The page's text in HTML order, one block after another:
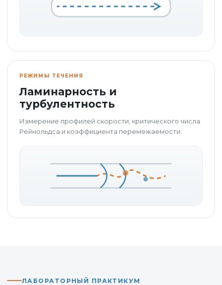
РЕЖИМЫ ТЕЧЕНИЯ
Ламинарность и
турбулентность
Измерение профилей скорости, критического числа
Рейнольдса и коэффициента перемежаемости.
ЛАБОРАТОРНЫЙ ПРАКТИКУМ